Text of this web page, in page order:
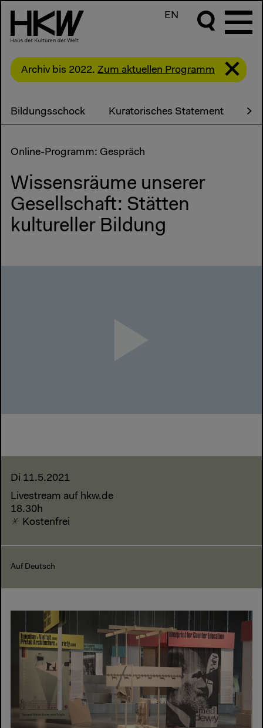
EN
Archiv bis 2022. Zum aktuellen Programm
Bildungsschock Kuratorisches Statement
Online-Programm: Gespräch
Wissensräume unserer
Gesellschaft: Stätten
kultureller Bildung
Di 11.5.2021
Livestream auf hkw.de
18.30h
Kostenfrei
Auf Deutsch